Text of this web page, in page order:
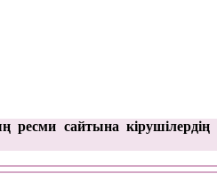
ресми сайтына